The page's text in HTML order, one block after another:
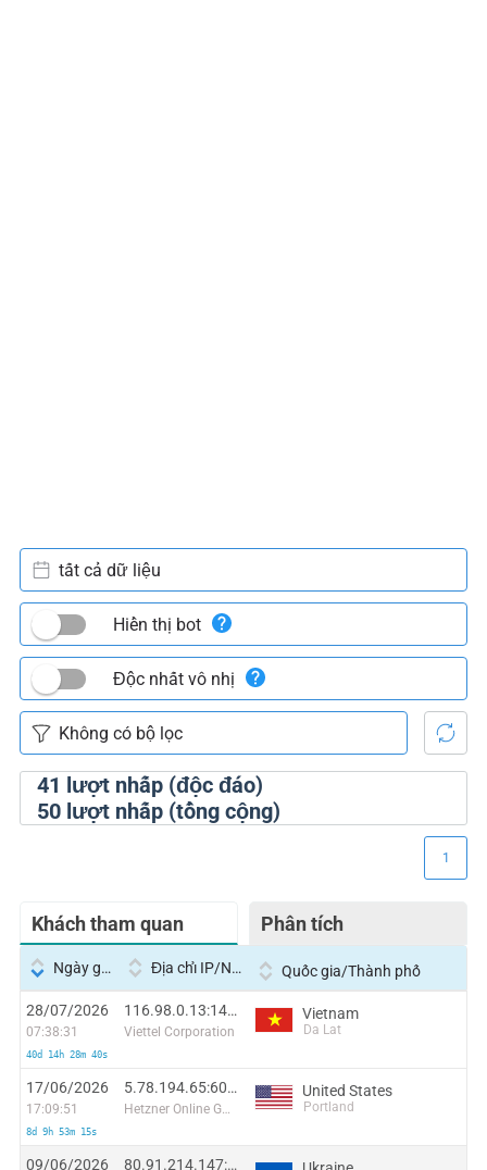
41 lượt nhấp (độc đáo)
50lượt nhấp (tổng cộng)
tất cả dữ liệu
Hiển thị bot
Độc nhất vô nhị
Khách tham quan Phân tích
1
Ngày giờ Địa chỉ IP/Nhà cung cấp dịch vụ Quốc gia/Thành phố
28/07/2026
07:38:31
40d 14h 28m 40s
116.98.0.13:14573
Viettel Corporation
Vietnam
Da Lat
17/06/2026
17:09:51
8d 9h 53m 15s
5.78.194.65:60912
Hetzner Online GmbH
United States
Portland
09/06/2026 80.91.214.147:49116